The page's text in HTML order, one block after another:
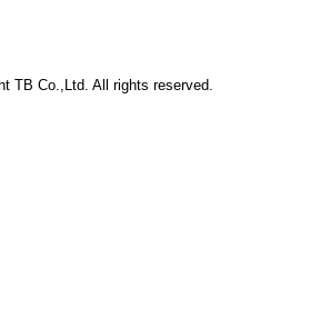
TB Co.,Ltd. All rights reserved.